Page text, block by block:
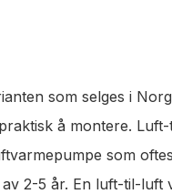
som selges i
å montere.
som
2-5 år. En luft-til-luft